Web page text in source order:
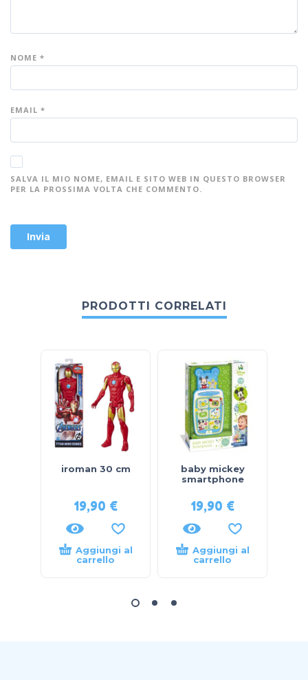
NOME *
EMAIL *
SALVA IL MIO NOME, EMAIL E SITO WEB IN QUESTO BROWSER
PER LA PROSSIMA VOLTA CHE COMMENTO.
PRODOTTI CORRELATI
iroman 30 cm
19,90 €
Aggiungi al
carrello
baby mickey
smartphone
19,90 €
Aggiungi al
carrello